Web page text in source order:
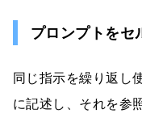
プロンプトをセ
同じ指示を繰り返し
に記述し、それを参